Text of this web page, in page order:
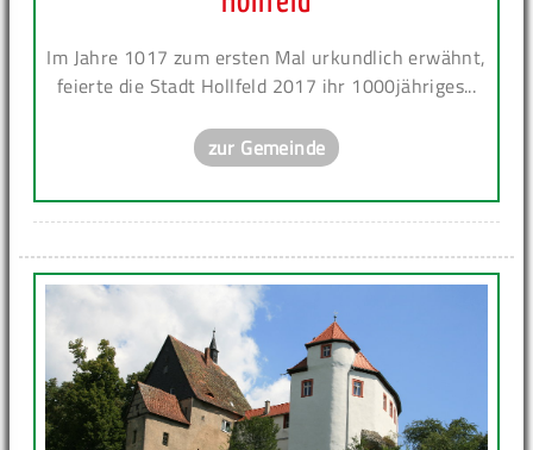
Im Jahre 1017 zum ersten Mal urkundlich erwähnt,
feierte die Stadt Hollfeld 2017 ihr 1000jähriges...
zur Gemeinde